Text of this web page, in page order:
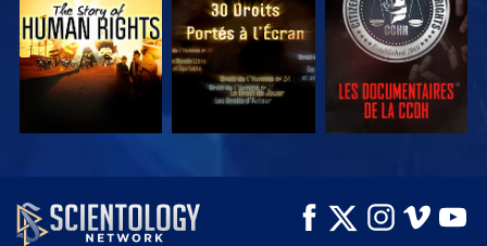
REGARDER REGARDER
DÉCOUVRIR LES
SÉRIES